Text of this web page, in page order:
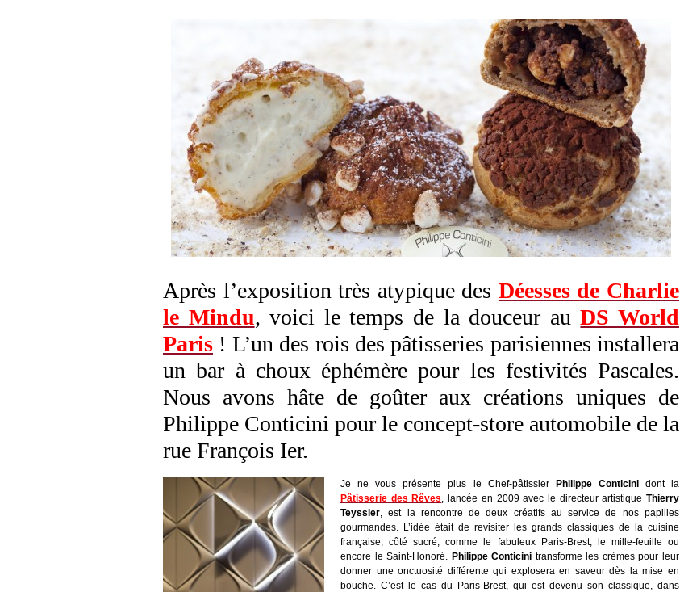
Après l’exposition très atypique des Déesses de Charlie
le Mindu, voici le temps de la douceur auDS World
Paris ! L’un des rois des pâtisseries parisiennes installera
un bar à choux éphémère pour les festivités Pascales.
Nous avons hâte de goûter aux créations uniques de
Philippe Conticini pour le concept-store automobile de la
rue François Ier.
Je ne vous présente plus le Chef-pâtissier Philippe Conticinidont la
Pâtisserie des Rêves, lancée en 2009 avec le directeur artistiqueThierry
Teyssier, est la rencontre de deux créatifs au service de nos papilles
gourmandes. L’idée était de revisiter les grands classiques de la cuisine
française, côté sucré, comme le fabuleux Paris-Brest, le mille-feuille ou
encore le Saint-Honoré. Philippe Conticini transforme les crèmes pour leur
donner une onctuosité différente qui explosera en saveur dès la mise en
bouche. C’est le cas du Paris-Brest, qui est devenu son classique, dans